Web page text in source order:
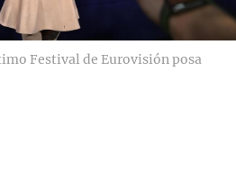
Festival de Eurovisión posa